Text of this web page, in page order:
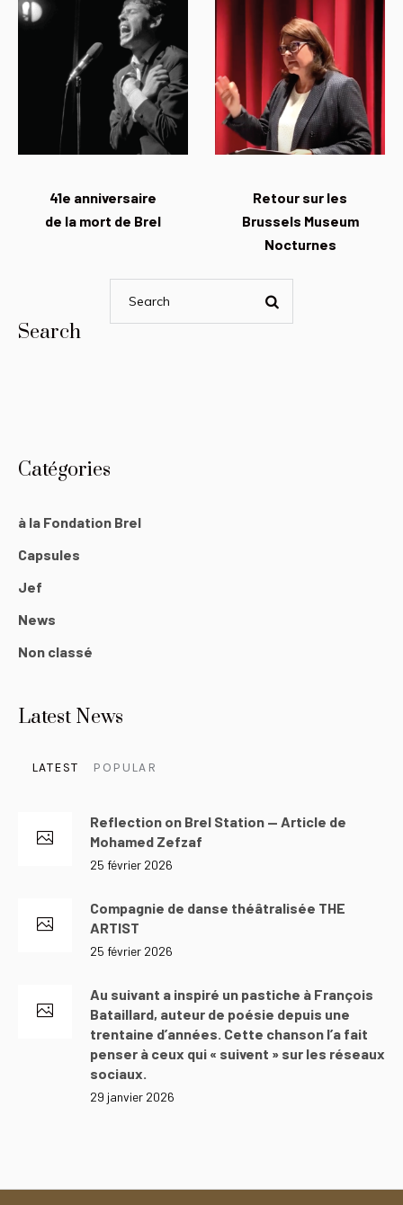
41e anniversaire
de la mort de Brel
Retour sur les
Brussels Museum
Nocturnes
Search
Catégories
à la Fondation Brel
Capsules
Jef
News
Non classé
Latest News
LATEST POPULAR
Reflection on Brel Station — Article de
Mohamed Zefzaf
25 février 2026
Compagnie de danse théâtralisée THE
ARTIST
25 février 2026
Au suivant a inspiré un pastiche à François
Bataillard, auteur de poésie depuis une
trentaine d’années. Cette chanson l’a fait
penser à ceux qui « suivent » sur les réseaux
sociaux.
29 janvier 2026